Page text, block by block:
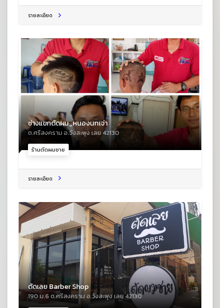
รายละเอียด
ร้านตัดผมชาย
ช่างแขกตัดผม_หนองนกเจ่า
ต.ศรีสงคราม อ.วังสะพุง เลย 42130
รายละเอียด
ตัดเลย Barber Shop
190 ม.6 ต.ศรีสงคราม อ.วังสะพุง เลย 42130